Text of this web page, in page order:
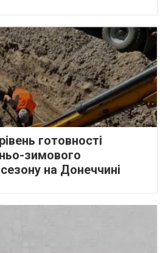
готовності
зимового
на Донеччині